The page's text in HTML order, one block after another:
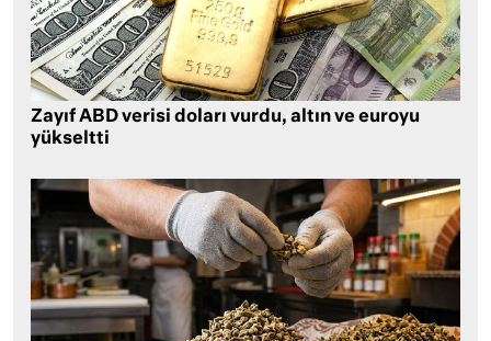
Zayıf ABD verisi doları vurdu, altın ve euroyu
yükseltti